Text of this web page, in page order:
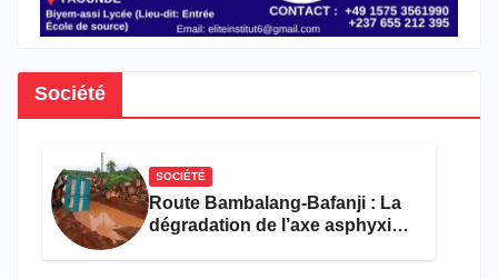
Société
SOCIÉTÉ
Route Bambalang-Bafanji : La
dégradation de l’axe asphyxie